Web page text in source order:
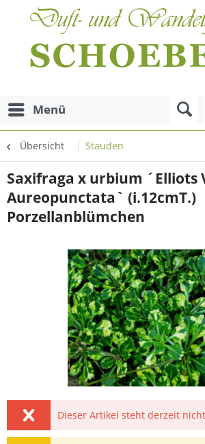
Menü
Übersicht Stauden
Saxifraga x urbium ´Elliots
Aureopunctata` (i.12cmT.)
Porzellanblümchen
Dieser Artikel steht derzeit